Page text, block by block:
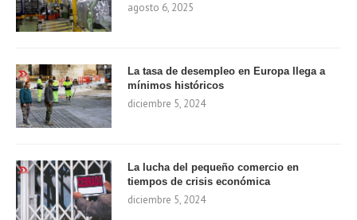
agosto 6, 2025
La tasa de desempleo en Europa llega a
mínimos históricos
diciembre 5, 2024
La lucha del pequeño comercio en
tiempos de crisis económica
diciembre 5, 2024